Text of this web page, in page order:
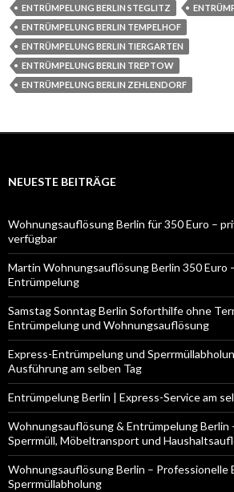
ENTRÜMPELUNG BERLIN STEGLITZ
ENTRÜMPELUNG BERLIN TEMPELHOF
ENTRÜMPELUNG BERLIN TIERGARTEN
ENTRÜMPELUNG BERLIN TREPTOW
ENTRÜMPELUNG BERLIN ZEHLENDORF
NEUESTE BEITRÄGE
Wohnungsauflösung Berlin für 350 Euro –
verfügbar
Martin Wohnungsauflösung Berlin 350 Euro
Entrümpelung
Samstag Sonntag Berlin Soforthilfe ohne
Entrümpelung und Wohnungsauflösung
Express-Entrümpelung und
Ausführung am selben Tag
Entrümpelung Berlin | Express-Service am
Wohnungsauflösung & Entrümpelung
Sperrmüll, Möbeltransport und
Wohnungsauflösung Berlin – Professionelle
Sperrmüllabholung